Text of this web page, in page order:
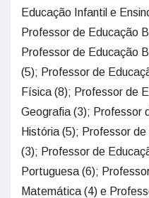
Educação Infantil e
Professor de Educação
Professor de Educação
(5); Professor de
Física (8); Professor de
Geografia (3); Professor
História (5); Professor
(3); Professor de
Portuguesa (6);
Matemática (4) e